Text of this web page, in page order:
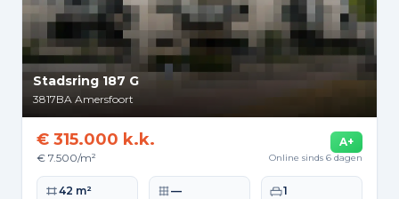
Stadsring 187 G
3817BA Amersfoort
€ 315.000 k.k.
€ 7.500/m²
A+
Online sinds 6 dagen
Woonoppervlakte
42 m² Perceeloppervlakte
— Slaapkamers
1